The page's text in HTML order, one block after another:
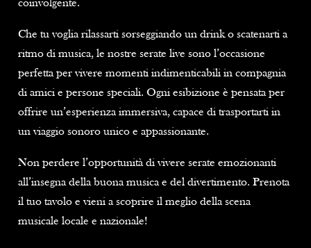
coinvolgente.
Che tu voglia rilassarti sorseggiando un drink o scatenarti a
ritmo di musica, le nostre serate live sono l’occasione
perfetta per vivere momenti indimenticabili in compagnia
di amici e persone speciali. Ogni esibizione è pensata per
offrire un’esperienza immersiva, capace di trasportarti in
un viaggio sonoro unico e appassionante.
Non perdere l’opportunità di vivere serate emozionanti
all’insegna della buona musica e del divertimento. Prenota
il tuo tavolo e vieni a scoprire il meglio della scena
musicale locale e nazionale!